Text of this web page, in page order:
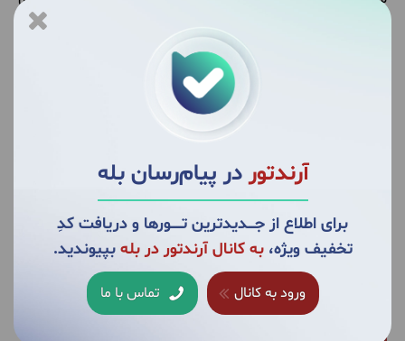
آرندتوردر پیام‌رسان بله
برای اطلاع از جــــدیدترین تــــــورها و دریافت کدِ
تخفیف ویژه،به کانال آرندتور در بله بپیوندید.
ورود به کانال تماس با ما
ییلاق سی دشت در استان گیلان